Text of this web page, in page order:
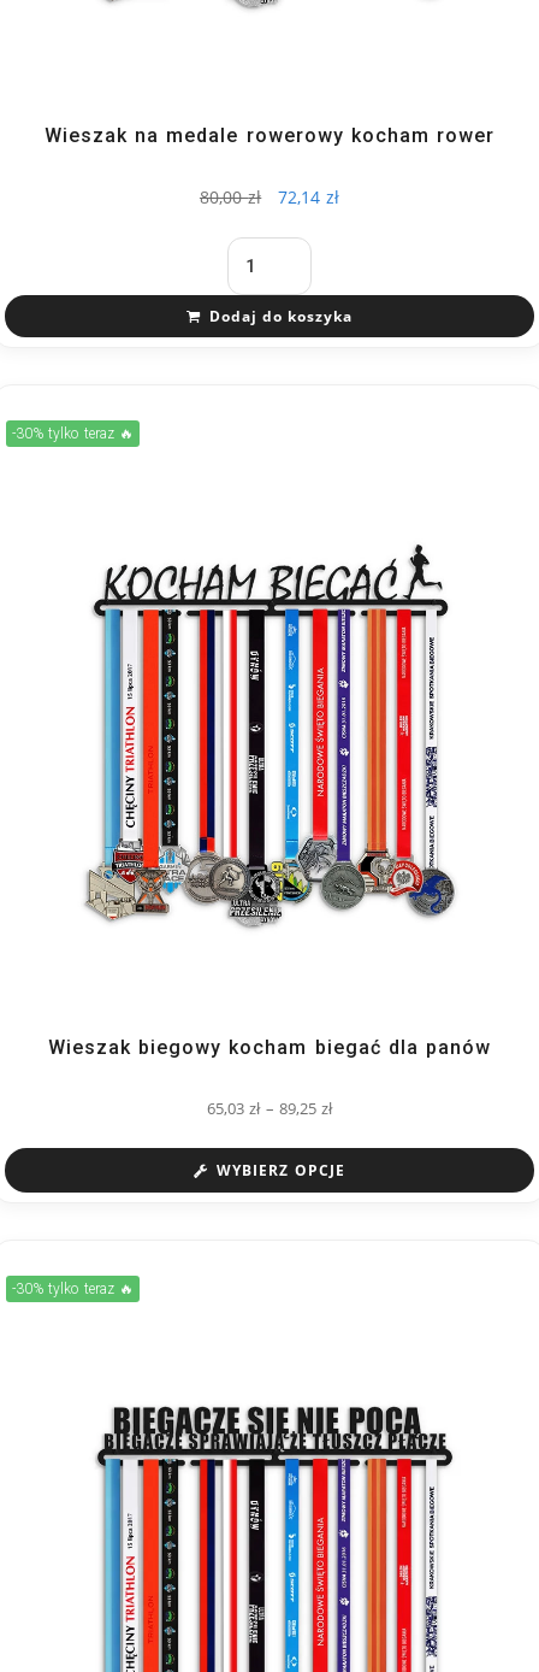
Wieszak na medale rowerowy kocham rower
80,00zł 72,14zł
Dodaj do koszyka
-30% tylko teraz 🔥
Wieszak biegowy kocham biegać dla panów
65,03zł – 89,25zł
WYBIERZ OPCJE
-30% tylko teraz 🔥